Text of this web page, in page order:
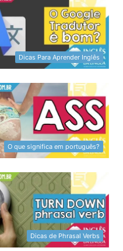
Dicas Para Aprender Inglês
O que significa em português?
Dicas de Phrasal Verbs